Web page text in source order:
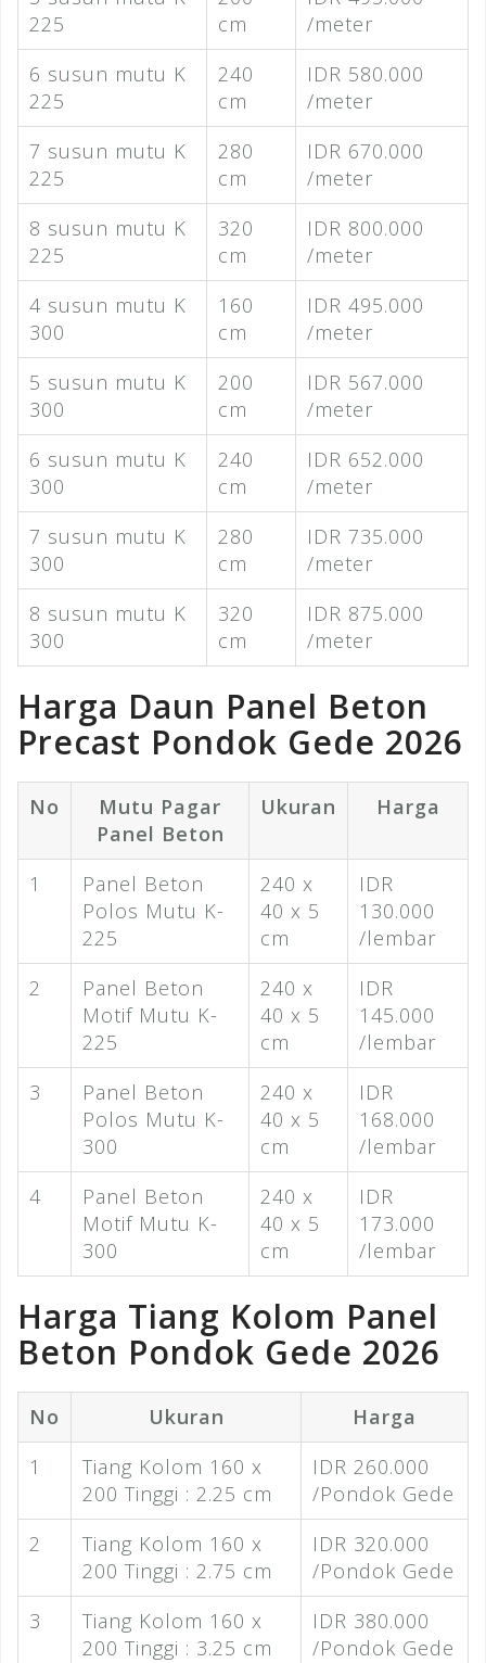
225
cm
/meter
6 susun mutu K
225
240
cm
IDR 580.000
/meter
7 susun mutu K
225
280
cm
IDR 670.000
/meter
8 susun mutu K
225
320
cm
IDR 800.000
/meter
4 susun mutu K
300
160
cm
IDR 495.000
/meter
5 susun mutu K
300
200
cm
IDR 567.000
/meter
6 susun mutu K
300
240
cm
IDR 652.000
/meter
7 susun mutu K
300
280
cm
IDR 735.000
/meter
8 susun mutu K
300
320
cm
IDR 875.000
/meter
Harga Daun Panel Beton
Precast Pondok Gede 2026
No
Mutu Pagar
Panel Beton
Ukuran Harga
1
Panel Beton
Polos Mutu K-
225
240 x
40 x 5
cm
IDR
130.000
/lembar
2
Panel Beton
Motif Mutu K-
225
240 x
40 x 5
cm
IDR
145.000
/lembar
3
Panel Beton
Polos Mutu K-
300
240 x
40 x 5
cm
IDR
168.000
/lembar
4
Panel Beton
Motif Mutu K-
300
240 x
40 x 5
cm
IDR
173.000
/lembar
Harga Tiang Kolom Panel
Beton Pondok Gede 2026
No Ukuran
Harga
1
Tiang Kolom 160 x
200 Tinggi : 2.25 cm
IDR 260.000
/Pondok Gede
2
Tiang Kolom 160 x
200 Tinggi : 2.75 cm
IDR 320.000
/Pondok Gede
3
Tiang Kolom 160 x
200 Tinggi : 3.25 cm
IDR 380.000
/Pondok Gede